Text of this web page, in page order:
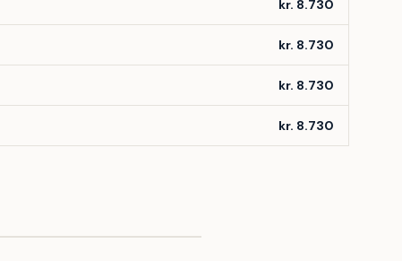
kr. 8.730
kr. 8.730
kr. 8.730
kr. 8.730